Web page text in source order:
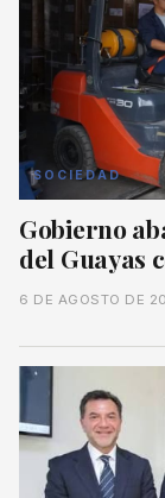
SOCIEDAD
Gobierno
del Guayas
6 DE AGOSTO DE